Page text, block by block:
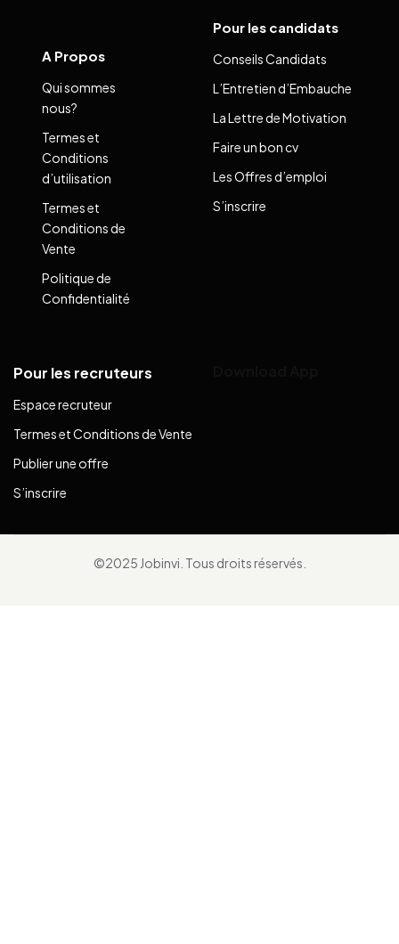
A Propos
Qui sommes
nous?
Termes et
Conditions
d’utilisation
Termes et
Conditions de
Vente
Politique de
Confidentialité
Pour les candidats
Conseils Candidats
L’Entretien d’Embauche
La Lettre de Motivation
Faire un bon cv
Les Offres d’emploi
S’inscrire
Pour les recruteurs
Espace recruteur
Termes et Conditions de Vente
Publier une offre
S’inscrire
©2025 Jobinvi. Tous droits réservés.